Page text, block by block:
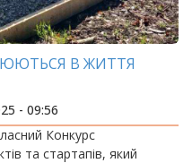
В ЖИТТЯ
- 09:56
Конкурс
та стартапів, який